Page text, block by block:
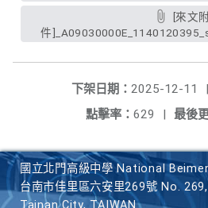
件
下架日期： 2025-12-11
|
最後
點擊率： 629 |
國立北門高級中學 National
台南市佳里區六安里269號 No.
Tainan City, TAIWAN